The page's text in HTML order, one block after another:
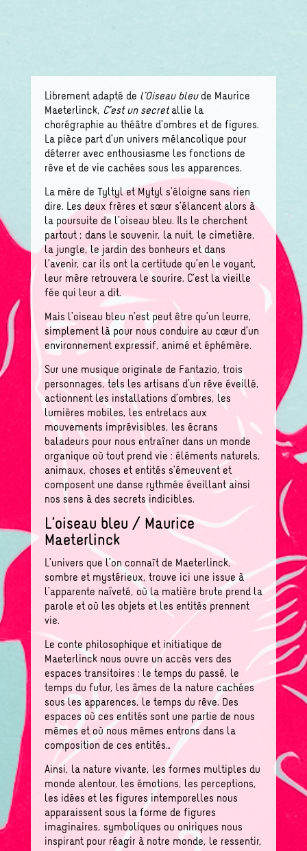
Librement adapté de l’Oiseau bleude Maurice
Maeterlinck, C’est un secretallie la
chorégraphie au théâtre d’ombres et de figures.
La pièce part d’un univers mélancolique pour
déterrer avec enthousiasme les fonctions de
rêve et de vie cachées sous les apparences.
La mère de Tyltyl et Mytyl s’éloigne sans rien
dire. Les deux frères et sœur s’élancent alors à
la poursuite de l’oiseau bleu. Ils le cherchent
partout ; dans le souvenir, la nuit, le cimetière,
la jungle, le jardin des bonheurs et dans
l’avenir, car ils ont la certitude qu’en le voyant,
leur mère retrouvera le sourire. C’est la vieille
fée qui leur a dit.
Mais l’oiseau bleu n’est peut être qu’un leurre,
simplement là pour nous conduire au cœur d’un
environnement expressif, animé et éphémère.
Sur une musique originale de Fantazio, trois
personnages, tels les artisans d’un rêve éveillé,
actionnent les installations d’ombres, les
lumières mobiles, les entrelacs aux
mouvements imprévisibles, les écrans
baladeurs pour nous entraîner dans un monde
organique où tout prend vie : éléments naturels,
animaux, choses et entités s’émeuvent et
composent une danse rythmée éveillant ainsi
nos sens à des secrets indicibles.
L’oiseau bleu / Maurice
Maeterlinck
L’univers que l’on connaît de Maeterlinck,
sombre et mystérieux, trouve ici une issue à
l’apparente naïveté, où la matière brute prend la
parole et où les objets et les entités prennent
vie.
Le conte philosophique et initiatique de
Maeterlinck nous ouvre un accès vers des
espaces transitoires : le temps du passé, le
temps du futur, les âmes de la nature cachées
sous les apparences, le temps du rêve. Des
espaces où ces entités sont une partie de nous
mêmes et où nous mêmes entrons dans la
composition de ces entités…
Ainsi, la nature vivante, les formes multiples du
monde alentour, les émotions, les perceptions,
les idées et les figures intemporelles nous
apparaissent sous la forme de figures
imaginaires, symboliques ou oniriques nous
inspirant pour réagir à notre monde, le ressentir,